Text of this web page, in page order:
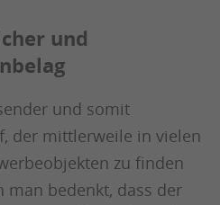
und
und somit
der mittlerweile in vielen
zu finden
man bedenkt, dass der